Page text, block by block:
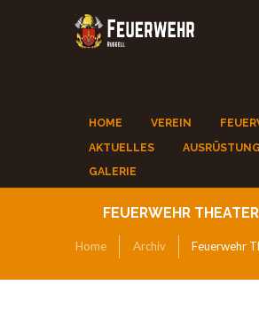
HOME VEREIN
AKTUELLES
AUSRÜSTUNG
GALERIE
FEUERWEHR
Home Archiv Feuerwehr